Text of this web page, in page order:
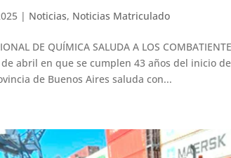
| Noticias, Noticias Matriculado
DE QUÍMICA SALUDA A LOS
de abril en que se cumplen 43 años del inicio
de Buenos Aires saluda con...